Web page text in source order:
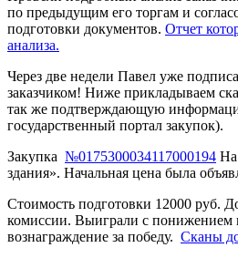
по предыдущим его торгам и
подготовки документов. Отчет
анализа.
Через две недели Павел уже
заказчиком! Ниже прикладываем
так же подтверждающую
государственный портал закупок).
Закупка №0175300034117000194
здания». Начальная цена была
Стоимость подготовки 12000 руб.
комиссии. Выиграли с понижением
вознаграждение за победу. Сканы